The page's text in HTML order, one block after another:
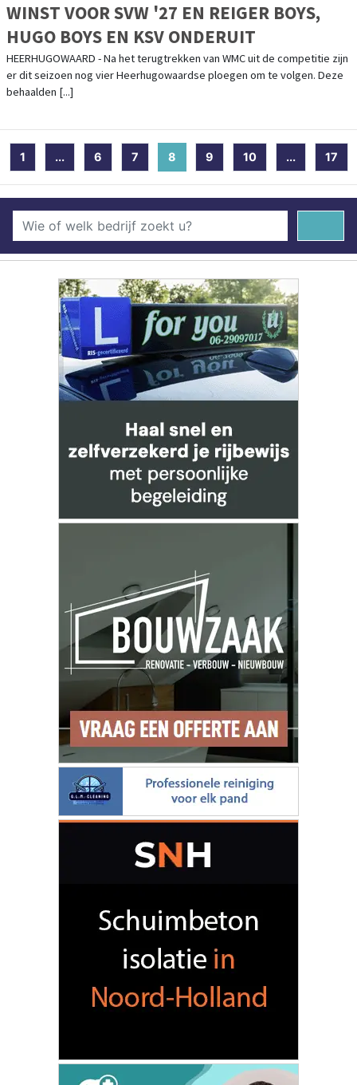
WINST VOOR SVW '27 EN REIGER BOYS,
HUGO BOYS EN KSV ONDERUIT
HEERHUGOWAARD - Na het terugtrekken van WMC uit de competitie zijn
er dit seizoen nog vier Heerhugowaardse ploegen om te volgen. Deze
behaalden [...]
1 ... 6 7 8 (current)
9 10 ... 17